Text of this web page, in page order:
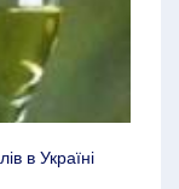
в Україні